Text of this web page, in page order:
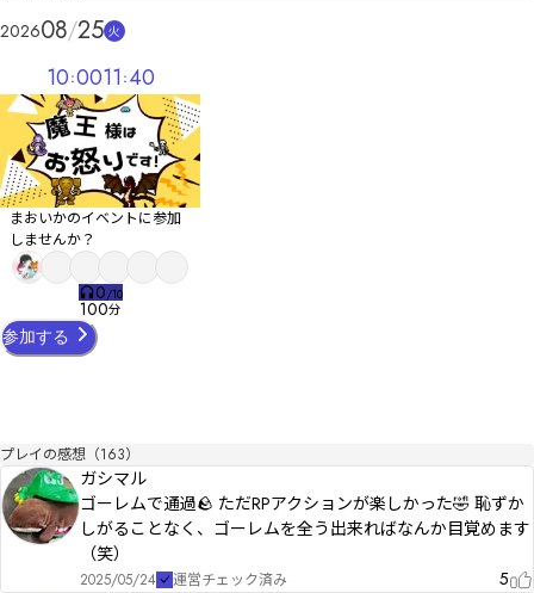
した。レポートの情報から、プレイ時間を修正しました。
2025/06/16(月)　お問い合わせいただいた内容を元に、修正いたしました。
2025/10/19(日)　ご指摘により修正点が見つかりましたので、修正しました。
2026/05/28(木)　ゲームを混乱させていた一部情報を修正しました。
2026/07/20(月)　推理発表フェーズを改修し、開始時に鐘の音が鳴るようにしまし
た。またPCの画像を表示させて、誰の順番かわかりやすくしました。
202608 25 火
10 0011 40
まおいかのイベントに参加
しませんか？
0/10
100分
参加する
プレイの感想（163）
ガシマル
ゴーレムで通過🪨 ただRPアクションが楽しかった🤣 恥ずか
しがることなく、ゴーレムを全う出来ればなんか目覚めます
（笑）
2025/05/24 運営チェック済み
5